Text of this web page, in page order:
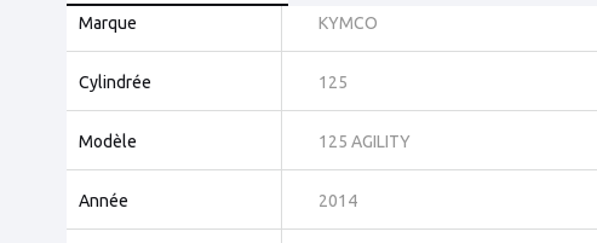
Marque KYMCO
Cylindrée 125
Modèle 125 AGILITY
Année 2014